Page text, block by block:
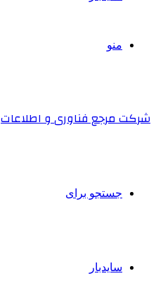
منو
شرکت مرجع فناوری و اطلاعات
جستجو برای
سایدبار